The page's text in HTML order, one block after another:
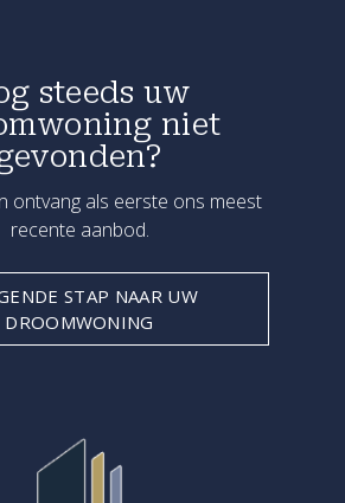
steeds uw
niet
ontvang als eerste ons meest
recente aanbod.
STAP NAAR UW
DROOMWONING